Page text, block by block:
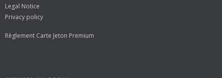
Legal Notice
Privacy policy
Règlement Carte Jeton Premium